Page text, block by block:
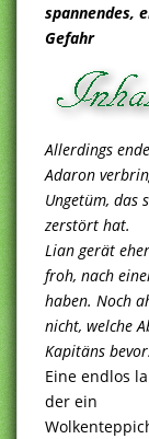
spannendes,
Gefahr
Allerdings
Adaron
Ungetüm, das
zerstört hat.
Lian gerät
froh, nach
haben. Noch
nicht, welche
Kapitäns
Eine endlos
der ein